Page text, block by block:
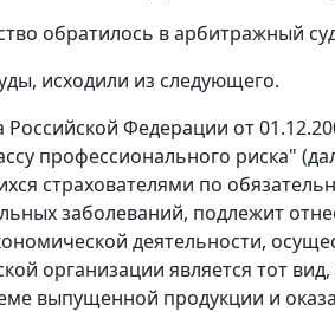
обратилось в арбитражный
исходили из следующего.
Российской Федерации от
профессионального риска"
страхователями по
заболеваний, подлежит
деятельности,
организации является тот
выпущенной продукции и